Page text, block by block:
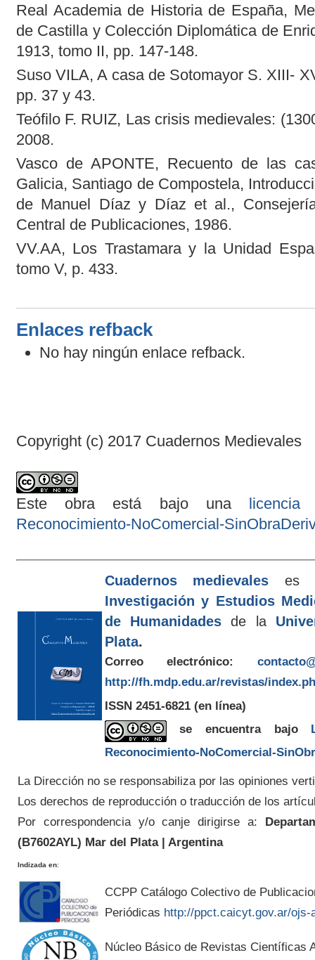
Real Academia de Historia de España,
de Castilla y Colección Diplomática de
1913, tomo II, pp. 147-148.
Suso VILA, A casa de Sotomayor S. XIII-
pp. 37 y 43.
Teófilo F. RUIZ, Las crisis medievales:
2008.
Vasco de APONTE, Recuento de las
Galicia, Santiago de Compostela,
de Manuel Díaz y Díaz et al.,
Central de Publicaciones, 1986.
VV.AA, Los Trastamara y la Unidad
tomo V, p. 433.
Enlaces refback
No hay ningún enlace refback.
Copyright (c) 2017 Cuadernos Medievales
Este obra está bajo una licencia
Reconocimiento-NoComercial-
Cuadernos medievales es
Investigación y Estudios
de Humanidades de la
Plata.
Correo electrónico:
http://fh.mdp.edu.ar/revistas/
ISSN 2451-6821 (en línea)
se encuentra bajo
Reconocimiento-NoComercial-
La Dirección no se responsabiliza por las opiniones
Los derechos de reproducción o traducción de los
Por correspondencia y/o canje dirigirse a:
(B7602AYL) Mar del Plata | Argentina
Indizada en:
CCPP Catálogo Colectivo de
Periódicas http://ppct.caicyt.gov.ar/ojs-
Núcleo Básico de Revistas Científicas